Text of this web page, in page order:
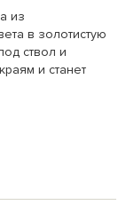
из
в золотистую
ствол и
и станет